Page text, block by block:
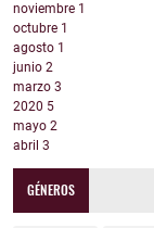
noviembre 1
octubre 1
agosto 1
junio 2
marzo 3
2020 5
mayo 2
abril 3
GÉNEROS